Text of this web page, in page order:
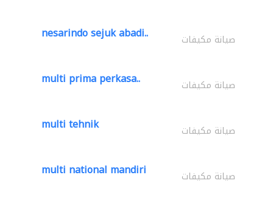
nesarindo sejuk abadi.. صيانة مكيفات
multi prima perkasa.. صيانة مكيفات
multi tehnik صيانة مكيفات
multi national mandiri صيانة مكيفات